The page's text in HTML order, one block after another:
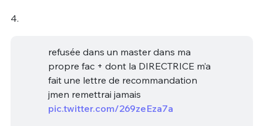
4.
refusée dans un master dans ma
propre fac + dont la DIRECTRICE m’a
fait une lettre de recommandation
jmen remettrai jamais
pic.twitter.com/269zeEza7a